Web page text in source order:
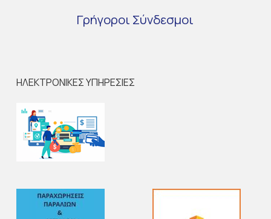
Γρήγοροι Σύνδεσμοι
ΗΛΕΚΤΡΟΝΙΚΕΣ ΥΠΗΡΕΣΙΕΣ